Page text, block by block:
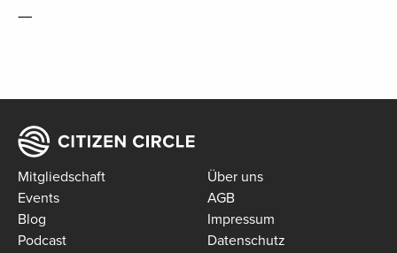
—
Mitgliedschaft
Events
Blog
Podcast
Über uns
AGB
Impressum
Datenschutz